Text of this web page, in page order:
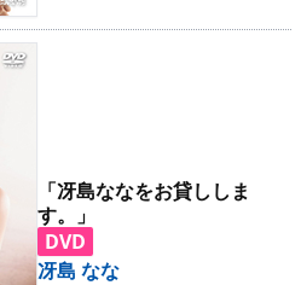
「冴島ななをお貸ししま
す。」
DVD
冴島 なな